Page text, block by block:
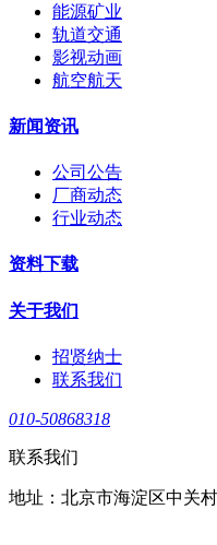
能源矿业
轨道交通
影视动画
航空航天
新闻资讯
公司公告
厂商动态
行业动态
资料下载
关于我们
招贤纳士
联系我们
010-50868318
联系我们
地址：北京市海淀区中关